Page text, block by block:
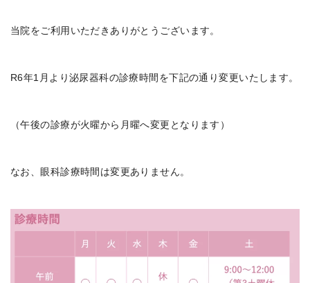
当院をご利用いただきありがとうございます。
R6年1月より泌尿器科の診療時間を下記の通り変更いたします。
（午後の診療が火曜から月曜へ変更となります）
なお、眼科診療時間は変更ありません。